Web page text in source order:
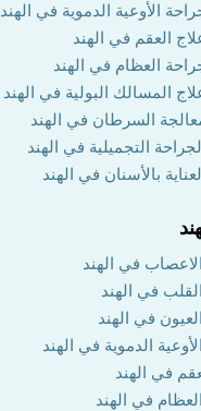
الأوعية الدموية في الهند
العقم في الهند
العظام في الهند
المسالك البولية في الهند
السرطان في الهند
التجميلية في الهند
بالأسنان في الهند
في الهند
في الهند
في الهند
الدموية في الهند
في الهند
في الهند